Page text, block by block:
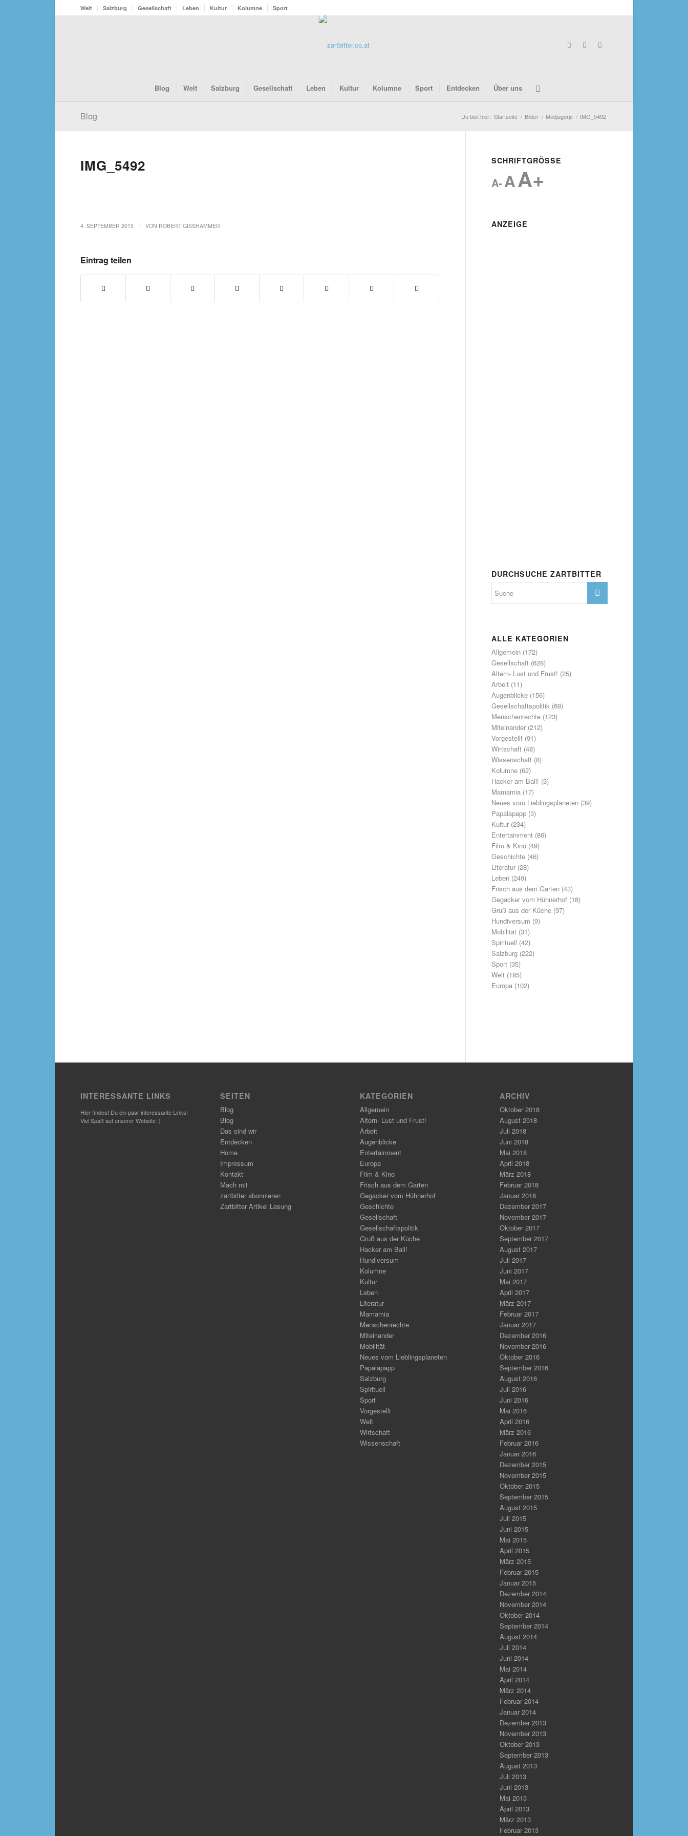
Welt Salzburg Gesellschaft Leben Kultur Kolumne Sport
Blog Welt Salzburg Gesellschaft Leben Kultur Kolumne Sport Entdecken Über uns
Blog Du bist hier: Startseite / Bilder / Medjugorje / IMG_5492
IMG_5492
4. SEPTEMBER 2015 VON ROBERT GISSHAMMER
Eintrag teilen
SCHRIFTGRÖSSE
A- AA+
ANZEIGE
DURCHSUCHE ZARTBITTER
ALLE KATEGORIEN
Allgemein(172)
Gesellschaft(628)
Altern- Lust und Frust! (25)
Arbeit(11)
Augenblicke(156)
Gesellschaftspolitik(69)
Menschenrechte(123)
Miteinander(212)
Vorgestellt(91)
Wirtschaft(48)
Wissenschaft(8)
Kolumne(62)
Hacker am Ball! (3)
Mamamia(17)
Neues vom Lieblingsplaneten(39)
Papalapapp(3)
Kultur(234)
Entertainment(86)
Film & Kino(49)
Geschichte(46)
Literatur(28)
Leben(249)
Frisch aus dem Garten(43)
Gegacker vom Hühnerhof(18)
Gruß aus der Küche(97)
Hundiversum (9)
Mobilität(31)
Spirituell (42)
Salzburg(222)
Sport(35)
Welt(185)
Europa(102)
INTERESSANTE LINKS
Hier findest Du ein paar interessante Links!
Viel Spaß auf unserer Website :)
SEITEN
Blog
Blog
Das sind wir
Entdecken
Home
Impressum
Kontakt
Mach mit
zartbitter abonnieren
Zartbitter Artikel Lesung
KATEGORIEN
Allgemein
Altern- Lust und Frust!
Arbeit
Augenblicke
Entertainment
Europa
Film & Kino
Frisch aus dem Garten
Gegacker vom Hühnerhof
Geschichte
Gesellschaft
Gesellschaftspolitik
Gruß aus der Küche
Hacker am Ball!
Hundiversum
Kolumne
Kultur
Leben
Literatur
Mamamia
Menschenrechte
Miteinander
Mobilität
Neues vom Lieblingsplaneten
Papalapapp
Salzburg
Spirituell
Sport
Vorgestellt
Welt
Wirtschaft
Wissenschaft
ARCHIV
Oktober 2018
August 2018
Juli 2018
Juni 2018
Mai 2018
April 2018
März 2018
Februar 2018
Januar 2018
Dezember 2017
November 2017
Oktober 2017
September 2017
August 2017
Juli 2017
Juni 2017
Mai 2017
April 2017
März 2017
Februar 2017
Januar 2017
Dezember 2016
November 2016
Oktober 2016
September 2016
August 2016
Juli 2016
Juni 2016
Mai 2016
April 2016
März 2016
Februar 2016
Januar 2016
Dezember 2015
November 2015
Oktober 2015
September 2015
August 2015
Juli 2015
Juni 2015
Mai 2015
April 2015
März 2015
Februar 2015
Januar 2015
Dezember 2014
November 2014
Oktober 2014
September 2014
August 2014
Juli 2014
Juni 2014
Mai 2014
April 2014
März 2014
Februar 2014
Januar 2014
Dezember 2013
November 2013
Oktober 2013
September 2013
August 2013
Juli 2013
Juni 2013
Mai 2013
April 2013
März 2013
Februar 2013